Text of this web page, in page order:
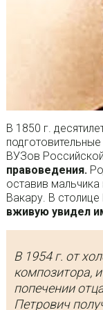
В 1850 г.
ВУЗов
правоведения.
оставив мальчика
Вакару. В
вживую увидел
В 1954 г. от
композитора,
попечении
Петрович